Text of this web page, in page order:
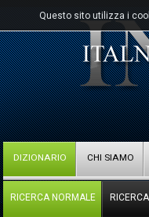
Questo sito utilizza i
DIZIONARIO CHI SIAMO
RICERCA NORMALE